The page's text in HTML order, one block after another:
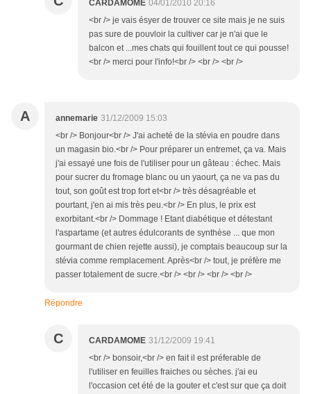
CARDAMOME 04/01/2010 20:16
<br /> je vais ésyer de trouver ce site mais je ne suis
pas sure de pouvloir la cultiver car je n'ai que le
balcon et ...mes chats qui fouillent tout ce qui pousse!
<br /> merci pour l'info!<br /> <br /> <br />
A annemarie 31/12/2009 15:03
<br /> Bonjour<br /> J'ai acheté de la stévia en poudre dans
un magasin bio.<br /> Pour préparer un entremet, ça va. Mais
j'ai essayé une fois de l'utiliser pour un gâteau : échec. Mais
pour sucrer du fromage blanc ou un yaourt, ça ne va pas du
tout, son goût est trop fort et<br /> très désagréable et
pourtant, j'en ai mis très peu.<br /> En plus, le prix est
exorbitant.<br /> Dommage ! Etant diabétique et détestant
l'aspartame (et autres édulcorants de synthèse ... que mon
gourmant de chien rejette aussi), je comptais beaucoup sur la
stévia comme remplacement. Après<br /> tout, je préfère me
passer totalement de sucre.<br /> <br /> <br /> <br />
Répondre
C CARDAMOME 31/12/2009 19:41
<br /> bonsoir,<br /> en fait il est préferable de
l'utiliser en feuilles fraiches ou sèches. j'ai eu
l'occasion cet été de la gouter et c'est sur que ça doit